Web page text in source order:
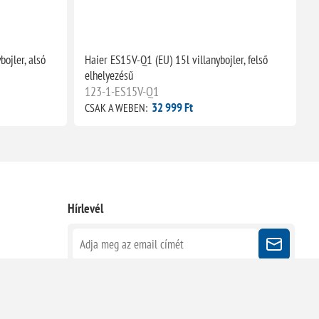
alsó
Haier ES15V-Q1 (EU) 15l villanybojler, felső
elhelyezésű
123-1-ES15V-Q1
CSAK A WEBEN: 32 999 Ft
Hírlevél